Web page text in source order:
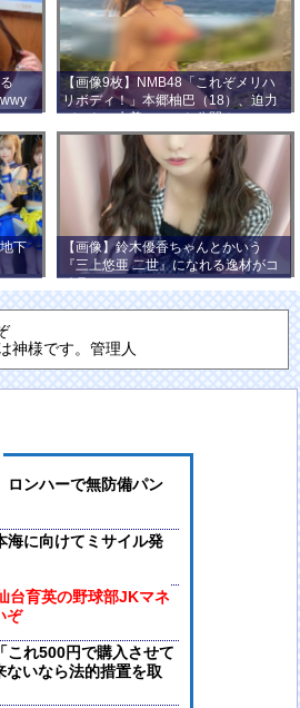
【画像9枚】NMB48「これぞメリハ
リボディ！」本郷柚巴（18）、迫力
バストの水着ショット公開！
下
【画像】鈴木優香ちゃんとかいう
『三上悠亜 二世』になれる逸材がコ
チラ
神様です。管理人
ロンハーで無防備パン
海に向けてミサイル発
台育英の野球部JKマネ
ぞ
これ500円で購入させて
ないなら法的措置を取